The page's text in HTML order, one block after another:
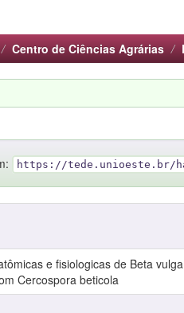
Centro de Ciências Agrárias
https://tede.unioeste.br/
e fisiologicas de Beta
Cercospora beticola